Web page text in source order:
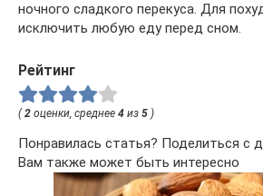
ночного сладкого перекуса. Для
исключить любую еду перед сном.
Рейтинг
( 2 оценки, среднее 4 из 5 )
Понравилась статья? Поделиться с
Вам также может быть интересно